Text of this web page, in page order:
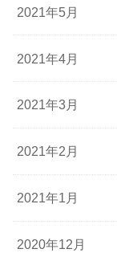
2021年5月
2021年4月
2021年3月
2021年2月
2021年1月
2020年12月